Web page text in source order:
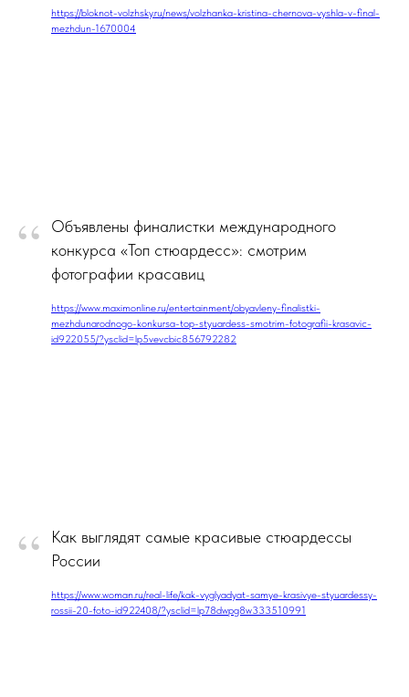
https://bloknot-volzhsky.ru/news/volzhanka-kristina-chernova-vyshla-v-final-
mezhdun-1670004
“
Объявлены финалистки международного
конкурса «Топ стюардесс»: смотрим
фотографии красавиц
https://www.maximonline.ru/entertainment/obyavleny-finalistki-
mezhdunarodnogo-konkursa-top-styuardess-smotrim-fotografii-krasavic-
id922055/?ysclid=lp5vevcbic856792282
“
Как выглядят самые красивые стюардессы
России
https://www.woman.ru/real-life/kak-vyglyadyat-samye-krasivye-styuardessy-
rossii-20-foto-id922408/?ysclid=lp78dwpg8w333510991